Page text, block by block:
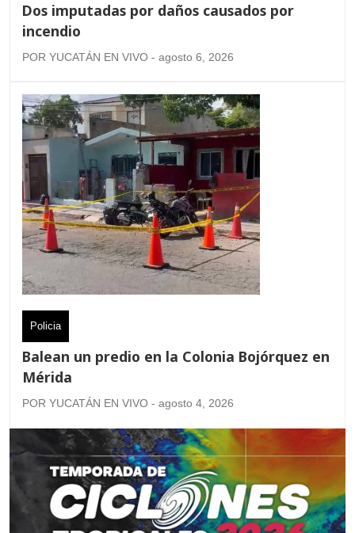
Dos imputadas por daños causados por
incendio
POR YUCATÁN EN VIVO - agosto 6, 2026
Policia
Balean un predio en la Colonia Bojórquez en
Mérida
POR YUCATÁN EN VIVO - agosto 4, 2026